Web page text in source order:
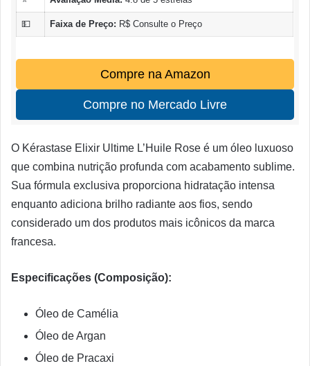
💵 Faixa de Preço: R$ Consulte o Preço
Compre na Amazon
Compre no Mercado Livre
O Kérastase Elixir Ultime L’Huile Rose é um óleo luxuoso
que combina nutrição profunda com acabamento sublime.
Sua fórmula exclusiva proporciona hidratação intensa
enquanto adiciona brilho radiante aos fios, sendo
considerado um dos produtos mais icônicos da marca
francesa.
Especificações (Composição):
Óleo de Camélia
Óleo de Argan
Óleo de Pracaxi